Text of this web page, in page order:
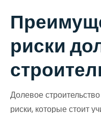
риски
Долевое
риски, которые стоит